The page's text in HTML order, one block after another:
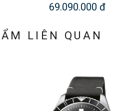
đ 69.090.000 đ
LIÊN QUAN